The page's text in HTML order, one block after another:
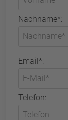
Nachname*:
Email*:
Telefon: